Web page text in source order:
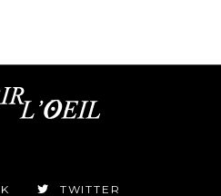
TWITTER